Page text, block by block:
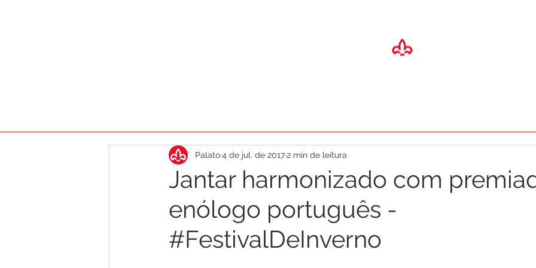
Jantar harmonizado com
enólogo português -
#FestivalDeInverno
Palato4 de jul. de 20172 min de leitura